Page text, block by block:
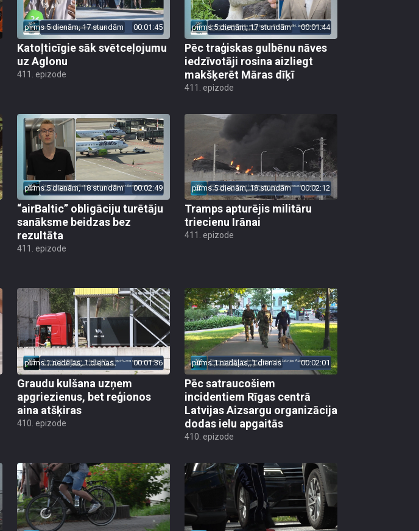
pirms 5 dienām, 17 stundām 00:01:45
Katoļticīgie sāk svētceļojumu
uz Aglonu
411. epizode
pirms 5 dienām, 17 stundām 00:01:44
Pēc traģiskas gulbēnu nāves
iedzīvotāji rosina aizliegt
makšķerēt Māras dīķī
411. epizode
pirms 5 dienām, 18 stundām 00:02:49
“airBaltic” obligāciju turētāju
sanāksme beidzas bez
rezultāta
411. epizode
pirms 5 dienām, 18 stundām 00:02:12
Tramps apturējis militāru
triecienu Irānai
411. epizode
pirms 1 nedēļas, 1 dienas 00:01:36
Graudu kulšana uzņem
apgriezienus, bet reģionos
aina atšķiras
410. epizode
pirms 1 nedēļas, 1 dienas 00:02:01
Pēc satraucošiem
incidentiem Rīgas centrā
Latvijas Aizsargu organizācija
dodas ielu apgaitās
410. epizode